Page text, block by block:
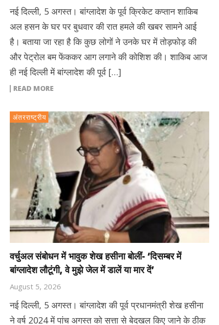
नई दिल्ली, 5 अगस्त। बांग्लादेश के पूर्व क्रिकेट कप्तान शाकिब
अल हसन के घर पर बुधवार की रात हमले की खबर सामने आई
है। बताया जा रहा है कि कुछ लोगों ने उनके घर में तोड़फोड़ की
और पेट्रोल बम फेंककर आग लगाने की कोशिश की। शाकिब आज
ही नई दिल्ली में बांग्लादेश की पूर्व […]
READ MORE
अंतरराष्ट्रीय
वर्चुअल संबोधन में भावुक शेख हसीना बोलीं- ‘दिसम्बर में
बांग्लादेश लौटूंगी, वे मुझे जेल में डालें या मार दें’
August 5, 2026
नई दिल्ली, 5 अगस्त। बांग्लादेश की पूर्व प्रधानमंत्री शेख हसीना
ने वर्ष 2024 में पांच अगस्त को सत्ता से बेदखल किए जाने के ठीक